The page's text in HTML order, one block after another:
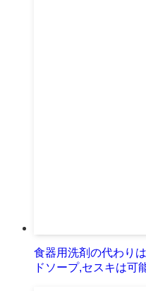
食器用洗剤の代わり
ドソープ,セスキは可